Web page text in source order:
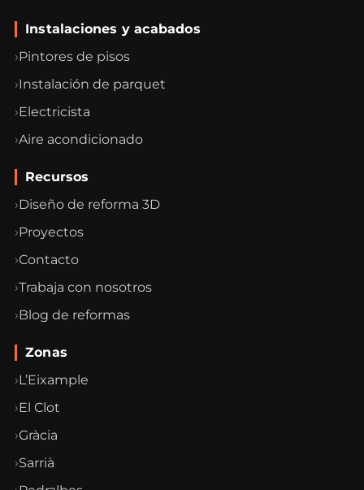
Instalaciones y acabados
Pintores de pisos
Instalación de parquet
Electricista
Aire acondicionado
Recursos
Diseño de reforma 3D
Proyectos
Contacto
Trabaja con nosotros
Blog de reformas
Zonas
L’Eixample
El Clot
Gràcia
Sarrià